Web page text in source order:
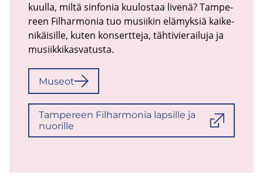
kuul­la, miltä sin­fo­nia kuu­los­taa li­ve­nä? Tam­pe­
reen Fil­har­mo­nia tuo musii­kin elä­myk­siä kai­ke­
ni­käi­sil­le, kuten kon­sert­te­ja, täh­ti­vie­rai­lu­ja ja
musiik­ki­kas­va­tus­ta.
Museot
Tam­pe­reen Fil­har­mo­nia lap­sil­le ja
nuo­ril­le